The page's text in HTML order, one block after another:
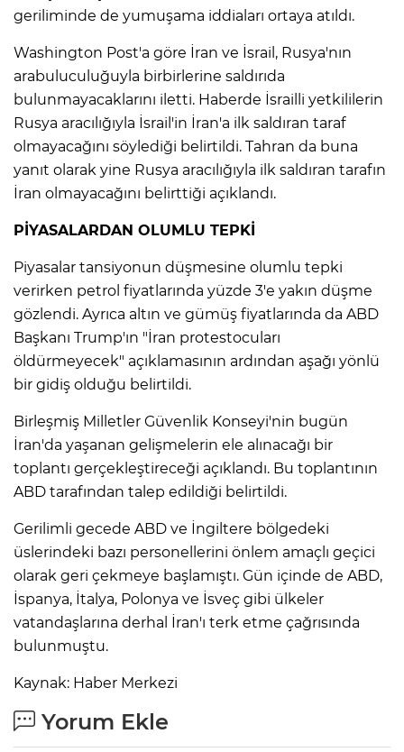
geriliminde de yumuşama iddiaları ortaya atıldı.
Washington Post'a göre İran ve İsrail, Rusya'nın
arabuluculuğuyla birbirlerine saldırıda
bulunmayacaklarını iletti. Haberde İsrailli yetkililerin
Rusya aracılığıyla İsrail'in İran'a ilk saldıran taraf
olmayacağını söylediği belirtildi. Tahran da buna
yanıt olarak yine Rusya aracılığıyla ilk saldıran tarafın
İran olmayacağını belirttiği açıklandı.
PİYASALARDAN OLUMLU TEPKİ
Piyasalar tansiyonun düşmesine olumlu tepki
verirken petrol fiyatlarında yüzde 3'e yakın düşme
gözlendi. Ayrıca altın ve gümüş fiyatlarında da ABD
Başkanı Trump'ın "İran protestocuları
öldürmeyecek" açıklamasının ardından aşağı yönlü
bir gidiş olduğu belirtildi.
Birleşmiş Milletler Güvenlik Konseyi'nin bugün
İran'da yaşanan gelişmelerin ele alınacağı bir
toplantı gerçekleştireceği açıklandı. Bu toplantının
ABD tarafından talep edildiği belirtildi.
Gerilimli gecede ABD ve İngiltere bölgedeki
üslerindeki bazı personellerini önlem amaçlı geçici
olarak geri çekmeye başlamıştı. Gün içinde de ABD,
İspanya, İtalya, Polonya ve İsveç gibi ülkeler
vatandaşlarına derhal İran'ı terk etme çağrısında
bulunmuştu.
Kaynak: Haber Merkezi
Yorum Ekle